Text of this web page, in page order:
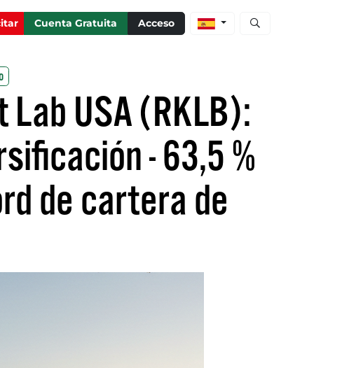
Cuenta Gratuita Acceso Abrir búsqueda de
USA (RKLB):
- 63,5 %
de cartera de